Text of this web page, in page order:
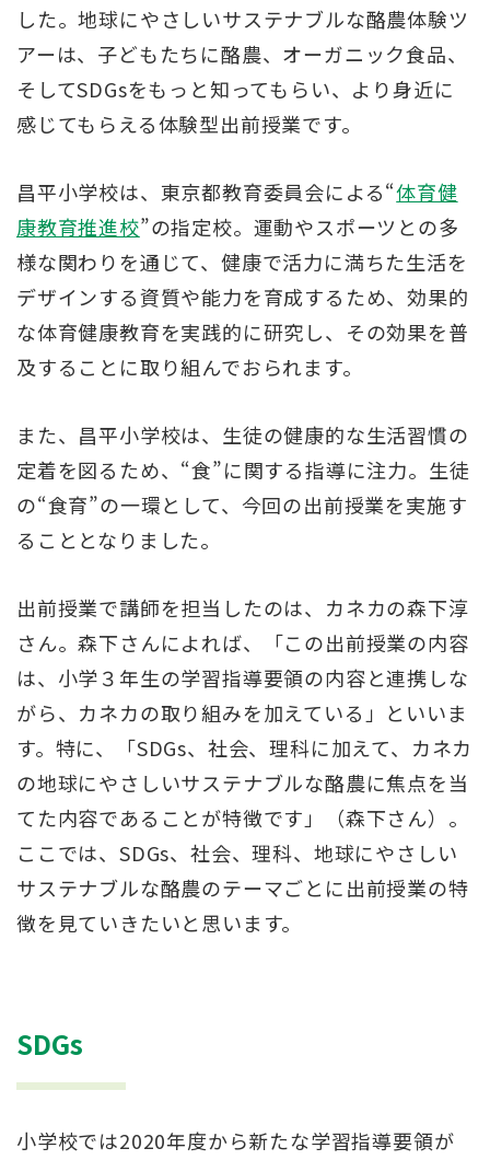
した。地球にやさしいサステナブルな酪農体験ツ
アーは、子どもたちに酪農、オーガニック食品、
そしてSDGsをもっと知ってもらい、より身近に
感じてもらえる体験型出前授業です。
昌平小学校は、東京都教育委員会による“体育健
康教育推進校”の指定校。運動やスポーツとの多
様な関わりを通じて、健康で活力に満ちた生活を
デザインする資質や能力を育成するため、効果的
な体育健康教育を実践的に研究し、その効果を普
及することに取り組んでおられます。
また、昌平小学校は、生徒の健康的な生活習慣の
定着を図るため、“食”に関する指導に注力。生徒
の“食育”の一環として、今回の出前授業を実施す
ることとなりました。
出前授業で講師を担当したのは、カネカの森下淳
さん。森下さんによれば、「この出前授業の内容
は、小学３年生の学習指導要領の内容と連携しな
がら、カネカの取り組みを加えている」といいま
す。特に、「SDGs、社会、理科に加えて、カネカ
の地球にやさしいサステナブルな酪農に焦点を当
てた内容であることが特徴です」（森下さん）。
ここでは、SDGs、社会、理科、地球にやさしい
サステナブルな酪農のテーマごとに出前授業の特
徴を見ていきたいと思います。
SDGs
小学校では2020年度から新たな学習指導要領が